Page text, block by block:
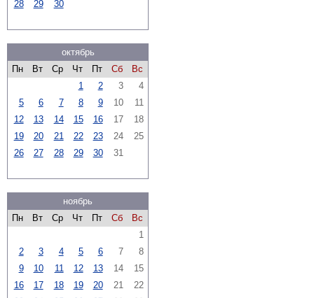
28 29 30
октябрь
Пн
Вт Ср Чт Пт Сб
Вс
1
2 3
4
5
6 7 8 9 10
11
12
13 14 15 16 17
18
19
20 21 22 23 24
25
26
27 28 29 30 31
ноябрь
Пн
Вт Ср Чт Пт Сб
Вс
1
2
3 4 5 6 7
8
9
10 11 12 13 14
15
16
17 18 19 20 21
22